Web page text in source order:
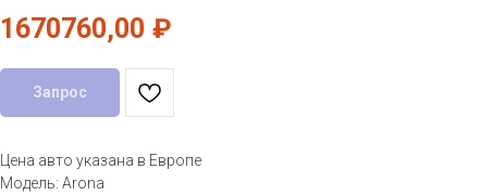
1670760,00 ₽
Запрос
Цена авто указана в Европе
Модель: Arona